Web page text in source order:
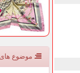
موضوع